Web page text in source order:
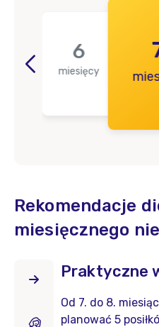
6
miesięcy
Rekomendacje
miesięcznego
Praktyczne
Od 7. do 8.
planować 5